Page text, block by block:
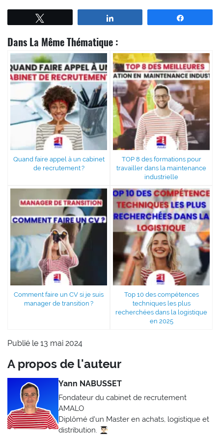
Dans La Même Thématique :
Quand faire appel à un cabinet
de recrutement ?
TOP 8 des formations pour
travailler dans la maintenance
industrielle
Comment faire un CV si je suis
manager de transition ?
Top 10 des compétences
techniques les plus
recherchées dans la logistique
en 2025
Publié le 13 mai 2024
A propos de l'auteur
Yann NABUSSET
Fondateur du cabinet de recrutement
AMALO
Diplômé d'un Master en achats, logistique et
distribution. 👨🏻‍🎓